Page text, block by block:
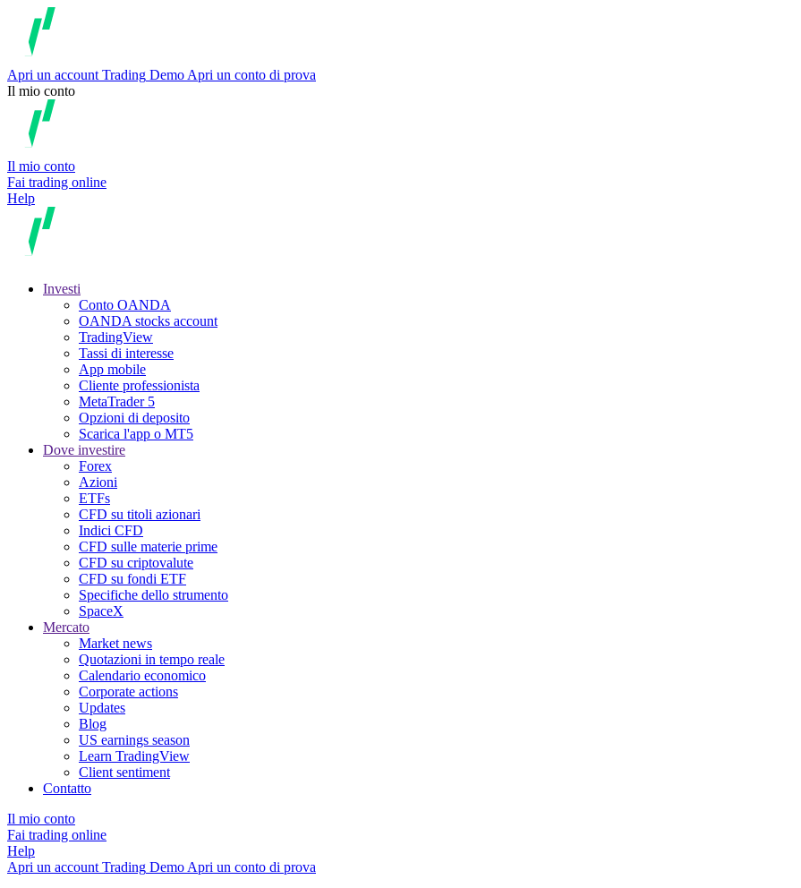
Apri un account Trading Demo Apri un conto di prova
Il mio conto
Il mio conto
Fai trading online
Help
Investi
Conto OANDA
OANDA stocks account
TradingView
Tassi di interesse
App mobile
Cliente professionista
MetaTrader 5
Opzioni di deposito
Scarica l'app o MT5
Dove investire
Forex
Azioni
ETFs
CFD su titoli azionari
Indici CFD
CFD sulle materie prime
CFD su criptovalute
CFD su fondi ETF
Specifiche dello strumento
SpaceX
Mercato
Market news
Quotazioni in tempo reale
Calendario economico
Corporate actions
Updates
Blog
US earnings season
Learn TradingView
Client sentiment
Contatto
Il mio conto
Fai trading online
Help
Apri un account Trading Demo Apri un conto di prova